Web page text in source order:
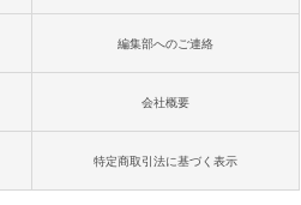
編集部へのご連絡
会社概要
特定商取引法に基づく表示